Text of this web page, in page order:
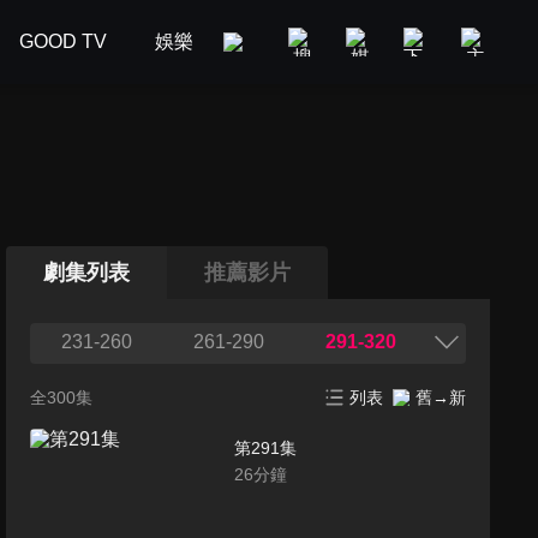
GOOD TV 娛樂 美食旅遊 新聞政論
劇集列表 推薦影片
231-260 261-290 291-320
全300集 列表 舊→新
第291集
26分鐘